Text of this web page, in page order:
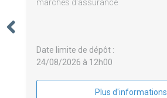
marchés d'assurance
Date limite de dépôt :
24/08/2026 à 12h00
Plus d'informations